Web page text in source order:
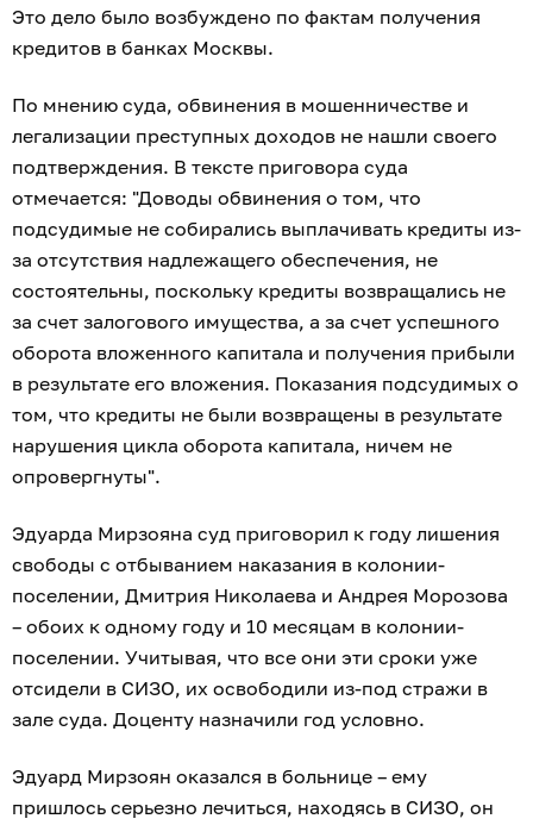
Это дело было возбуждено по фактам получения
кредитов в банках Москвы.
По мнению суда, обвинения в мошенничестве и
легализации преступных доходов не нашли своего
подтверждения. В тексте приговора суда
отмечается: "Доводы обвинения о том, что
подсудимые не собирались выплачивать кредиты из-
за отсутствия надлежащего обеспечения, не
состоятельны, поскольку кредиты возвращались не
за счет залогового имущества, а за счет успешного
оборота вложенного капитала и получения прибыли
в результате его вложения. Показания подсудимых о
том, что кредиты не были возвращены в результате
нарушения цикла оборота капитала, ничем не
опровергнуты".
Эдуарда Мирзояна суд приговорил к году лишения
свободы с отбыванием наказания в колонии-
поселении, Дмитрия Николаева и Андрея Морозова
– обоих к одному году и 10 месяцам в колонии-
поселении. Учитывая, что все они эти сроки уже
отсидели в СИЗО, их освободили из-под стражи в
зале суда. Доценту назначили год условно.
Эдуард Мирзоян оказался в больнице – ему
пришлось серьезно лечиться, находясь в СИЗО, он